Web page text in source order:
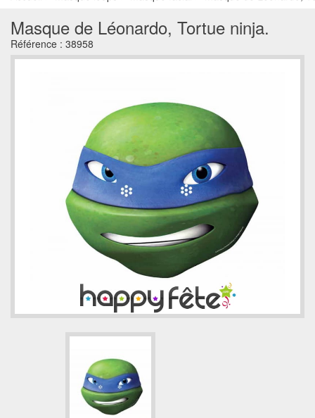
Masque de Léonardo, Tortue ninja.
Référence : 38958